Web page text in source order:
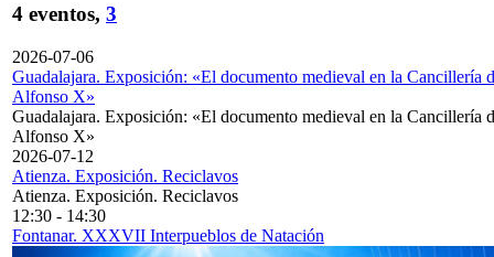
4 eventos, 3
2026-07-06
Guadalajara. Exposición: «El documento medieval en la Cancillería
Alfonso X»
Guadalajara. Exposición: «El documento medieval en la Cancillería
Alfonso X»
2026-07-12
Atienza. Exposición. Reciclavos
Atienza. Exposición. Reciclavos
12:30 - 14:30
Fontanar. XXXVII Interpueblos de Natación